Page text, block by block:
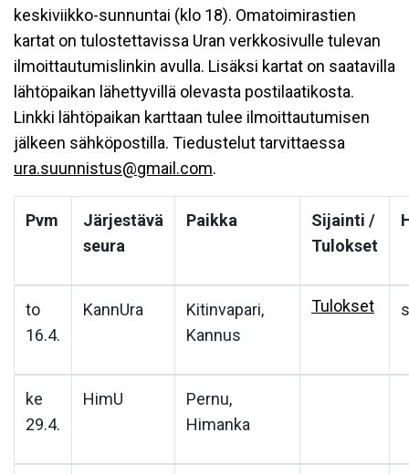
keskiviikko-sunnuntai (klo 18). Omatoimirastien
kartat on tulostettavissa Uran verkkosivulle tulevan
ilmoittautumislinkin avulla. Lisäksi kartat on saatavilla
lähtöpaikan lähettyvillä olevasta postilaatikosta.
Linkki lähtöpaikan karttaan tulee ilmoittautumisen
jälkeen sähköpostilla. Tiedustelut tarvittaessa
ura.suunnistus@gmail.com.
Pvm
Järjestävä
seura
Paikka
Sijainti /
Tulokset
to
16.4.
KannUra
Kitinvapari,
Kannus
Tulokset
ke
29.4.
HimU
Pernu,
Himanka